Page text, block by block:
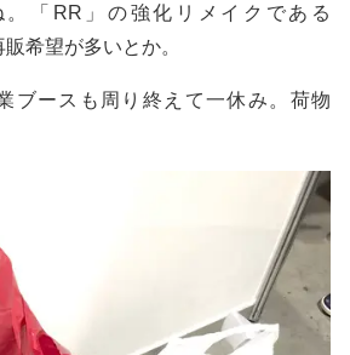
「RR」の強化リメイクである
希望が多いとか。
ブースも周り終えて一休み。荷物